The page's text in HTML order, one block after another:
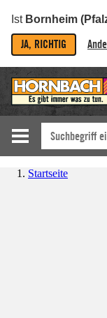
Ist Bornheim
JA, RICHTIG
Startseite